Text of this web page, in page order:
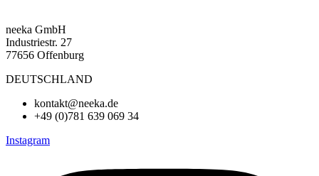
neeka GmbH
Industriestr. 27
77656 Offenburg
DEUTSCHLAND
kontakt@neeka.de
+49 (0)781 639 069 34
Instagram